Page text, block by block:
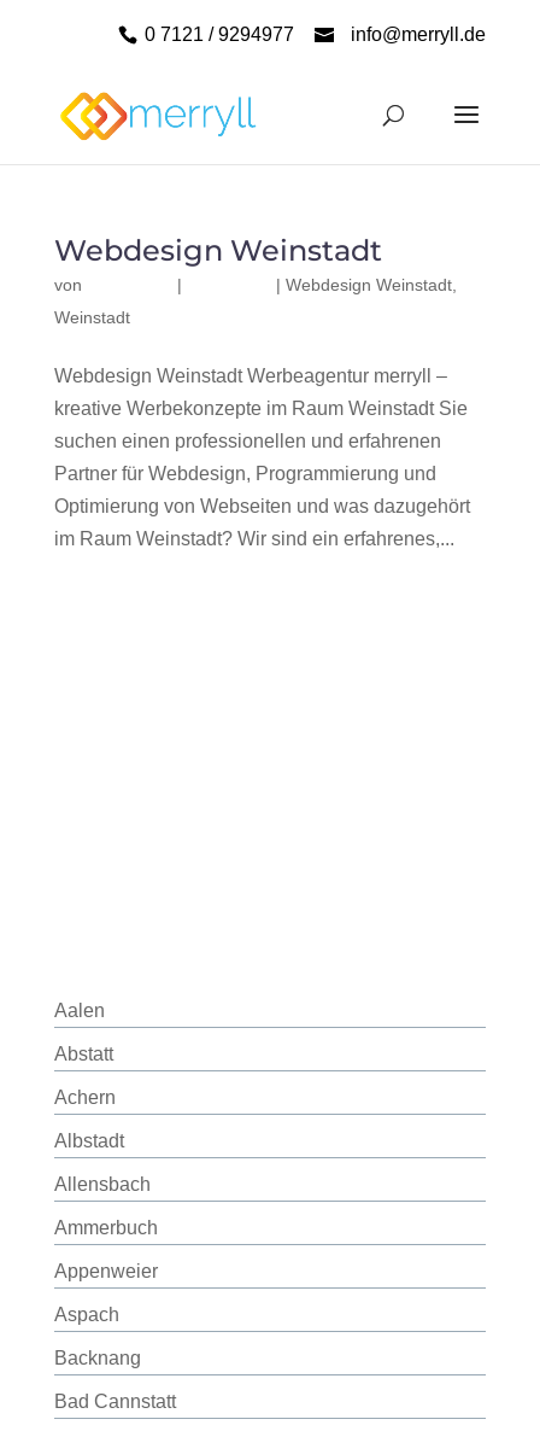
0 7121 / 9294977 info@merryll.de
Webdesign Weinstadt
von | | Webdesign Weinstadt,
Weinstadt
Webdesign Weinstadt Werbeagentur merryll –
kreative Werbekonzepte im Raum Weinstadt Sie
suchen einen professionellen und erfahrenen
Partner für Webdesign, Programmierung und
Optimierung von Webseiten und was dazugehört
im Raum Weinstadt? Wir sind ein erfahrenes,...
Aalen
Abstatt
Achern
Albstadt
Allensbach
Ammerbuch
Appenweier
Aspach
Backnang
Bad Cannstatt